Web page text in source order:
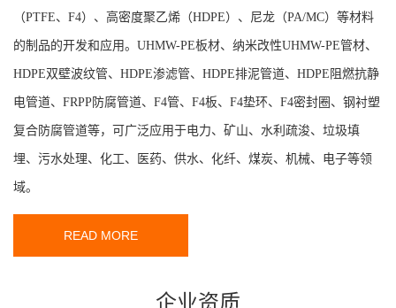
（PTFE、F4）、高密度聚乙烯（HDPE）、尼龙（PA/MC）等材料
的制品的开发和应用。UHMW-PE板材、纳米改性UHMW-PE管材、
HDPE双壁波纹管、HDPE渗滤管、HDPE排泥管道、HDPE阻燃抗静
电管道、FRPP防腐管道、F4管、F4板、F4垫环、F4密封圈、钢衬塑
复合防腐管道等，可广泛应用于电力、矿山、水利疏浚、垃圾填
埋、污水处理、化工、医药、供水、化纤、煤炭、机械、电子等领
域。
READ MORE
企业资质